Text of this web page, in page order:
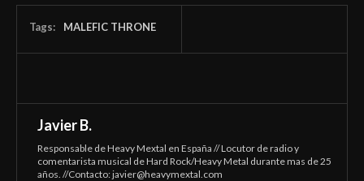
Tags: MALEFIC THRONE
Javier B.
Responsable de Heavy Mextal en España // Locutor de radio y
comentarista musical de Hard Rock/Heavy Metal durante mas de 25
años. //Contacto:javier@heavymextal.com